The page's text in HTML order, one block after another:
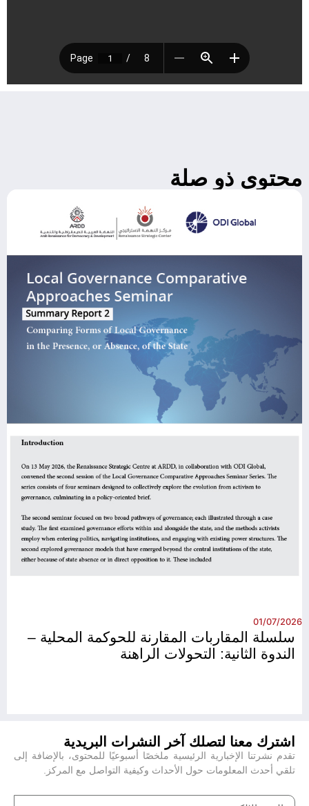
محتوى ذو صلة
01/07/2026
سلسلة المقاربات المقارنة للحوكمة المحلية –
الندوة الثانية: التحولات الراهنة
اشترك معنا لتصلك آخر النشرات البريدية
تقدم نشرتنا الإخبارية الرئيسية ملخصًا أسبوعيًا للمحتوى، بالإضافة إلى
تلقي أحدث المعلومات حول الأحداث وكيفية التواصل مع المركز.